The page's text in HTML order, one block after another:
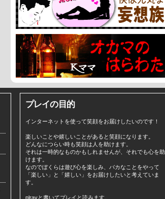
プレイの目的
インターネットを使って笑顔をお届けしたいのです！
楽しいことや嬉しいことがあると笑顔になります。
どんなにつらい時も笑顔は人を助けます。
それは一時的なものかもしれませんが、それでも心を助
けます。
なのでぼくらは遊び心を楽しみ、バカなことをやって
「楽しい」と「嬉しい」をお届けしたいと考えていま
す。
plrayと書いてプレイと読みます。